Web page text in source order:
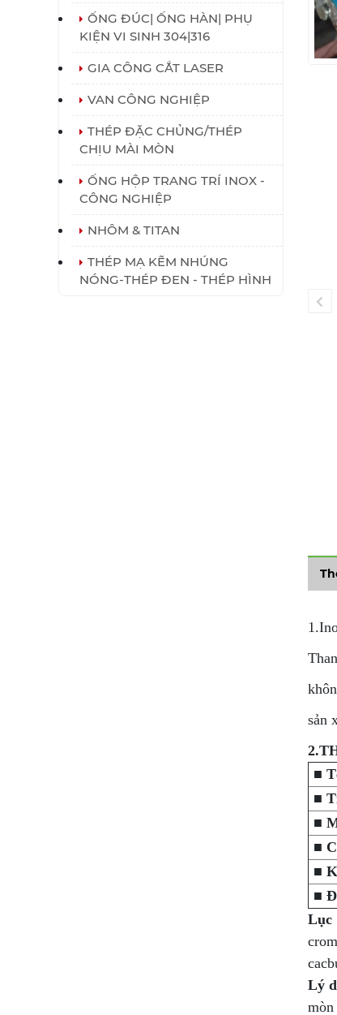
ỐNG ĐÚC| ỐNG HÀN| PHỤ
KIỆN VI SINH 304|316
GIA CÔNG CẮT LASER
VAN CÔNG NGHIỆP
THÉP ĐẶC CHỦNG/THÉP
CHỊU MÀI MÒN
ỐNG HỘP TRANG TRÍ INOX -
CÔNG NGHIỆP
NHÔM & TITAN
THÉP MẠ KẼM NHÚNG
NÓNG-THÉP ĐEN - THÉP HÌNH
sản
■
■
■
■
■
■
Lục
Lý